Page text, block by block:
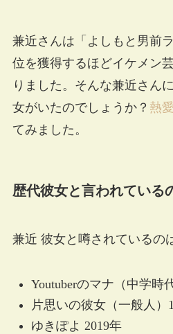
兼近さんは「よしもと男前
位を獲得するほどイケメン
りました。そんな兼近さん
女がいたのでしょうか？ 熱
てみました。
歴代彼女と言われている
兼近 彼女と噂されているの
Youtuberのマナ（中学時
片思いの彼女（一般人）
ゆきぽよ 2019年